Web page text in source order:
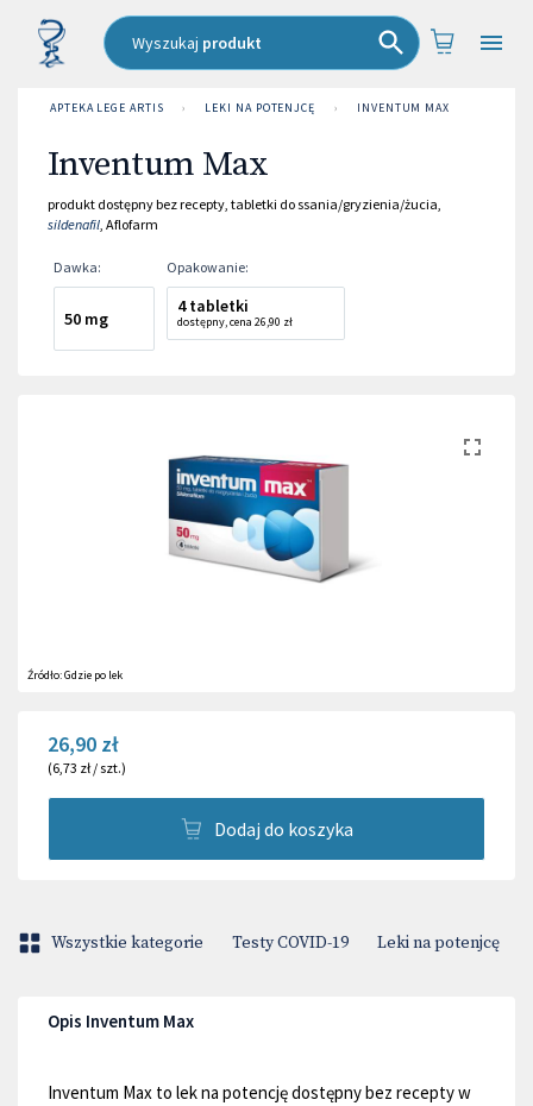
Wyszukaj produkt
APTEKA LEGE ARTIS › LEKI NA POTENJCĘ › INVENTUM MAX
Inventum Max
produkt dostępny bez recepty, tabletki do ssania/gryzienia/żucia,
sildenafil, Aflofarm
Dawka:
50 mg
Opakowanie:
4 tabletki
dostępny,cena 26,90 zł
Źródło:Gdzie po lek
26,90 zł
(6,73 zł/szt.)
Dodaj do koszyka
Wszystkie kategorie Testy COVID-19 Leki na potenjcę
Opis Inventum Max
Inventum Max to lek na potencję dostępny bez recepty w